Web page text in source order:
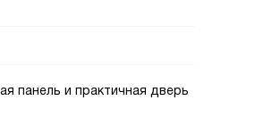
панель и практичная дверь